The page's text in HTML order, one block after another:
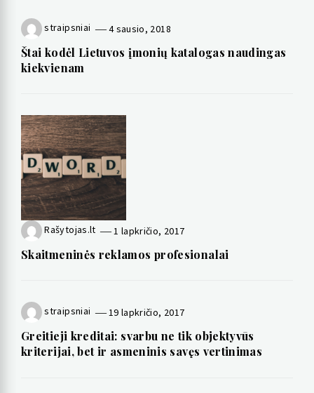
straipsniai 4 sausio, 2018
Štai kodėl Lietuvos įmonių katalogas naudingas
kiekvienam
Rašytojas.lt 1 lapkričio, 2017
Skaitmeninės reklamos profesionalai
straipsniai 19 lapkričio, 2017
Greitieji kreditai: svarbu ne tik objektyvūs
kriterijai, bet ir asmeninis savęs vertinimas